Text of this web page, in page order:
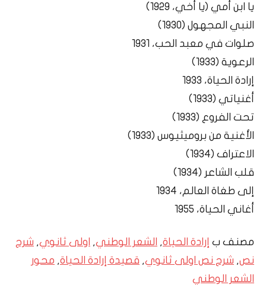
يا ابن أمي (يا أخي، 1929)
النبي المجهول (1930)
صلوات في معبد الحب، 1931
الرعوية (1933)
إرادة الحياة، 1933
أغنياتي (1933)
تحت الفروع (1933)
الأغنية من بروميثيوس (1933)
الاعتراف (1934)
قلب الشاعر (1934)
إلى طغاة العالم، 1934
أغاني الحياة، 1955
مصنف ب إرادة الحياة, الشعر الوطني, اولى ثانوي, شرح
نص, شرح نص اولى ثانوي, قصيدة إرادة الحياة, محور
الشعر الوطني